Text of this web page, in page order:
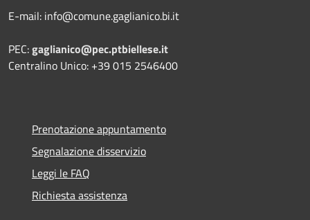
E-mail: info@comune.gaglianico.bi.it
PEC:gaglianico@pec.ptbiellese.it
Centralino Unico: +39 015 2546400
Prenotazione appuntamento
Segnalazione disservizio
Leggi le FAQ
Richiesta assistenza